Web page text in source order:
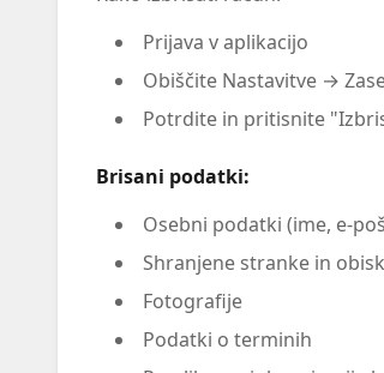
Prijava v aplikacijo
Obiščite Nastavitve →
Potrdite in pritisnite
Brisani podatki:
Osebni podatki (ime, e-
Shranjene stranke in
Fotografije
Podatki o terminih